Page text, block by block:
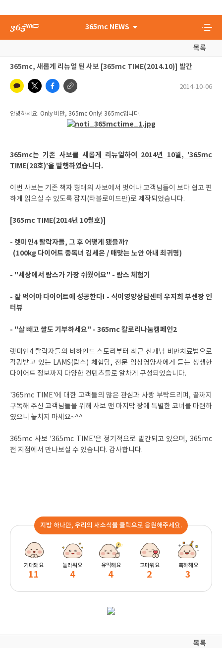
365mc NEWS
목록
365mc, 새롭게 리뉴얼 된 사보 [365mc TIME(2014.10)] 발간
2014-10-06
안녕하세요. Only 비만, 365mc Only! 365mc입니다.
365mc는 기존 사보를 새롭게 리뉴얼하여 2014년 10월, '365mc
TIME(28호)'을 발행하였습니다.
이번 사보는 기존 책자 형태의 사보에서 벗어나 고객님들이 보다 쉽고 편
하게 읽으실 수 있도록 잡지(타블로이드판)로 제작되었습니다.
[365mc TIME(2014년 10월호)]
- 렛미인4 탈락자들, 그 후 어떻게 됐을까?
(100kg 다이어트 중독녀 김세은 / 매맞는 노안 아내 최귀명)
- "세상에서 람스가 가장 쉬웠어요" - 람스 체험기
- 잘 먹어야 다이어트에 성공한다! - 식이영양상담센터 우지희 부센장 인
터뷰
- "살 빼고 쌀도 기부하세요" - 365mc 칼로리나눔캠페인2
렛미인4 탈락자들의 비하인드 스토리부터 최근 신개념 비만치료법으로
각광받고 있는 LAMS(람스) 체험담, 전문 임상영양사에게 듣는 생생한
다이어트 정보까지 다양한 컨텐츠들로 알차게 구성되었습니다.
'365mc TIME'에 대한 고객들의 많은 관심과 사랑 부탁드리며, 끝까지
구독해 주신 고객님들을 위해 사보 맨 마지막 장에 특별한 코너를 마련하
였으니 놓치지 마세요~^^
365mc 사보 '365mc TIME'은 정기적으로 발간되고 있으며, 365mc
전 지점에서 만나보실 수 있습니다. 감사합니다.
지방 하나만, 우리의 새소식을 클릭으로 응원해주세요.
기대돼요
11
놀라워요
4
유익해요
4
고마워요
2
축하해요
3
목록